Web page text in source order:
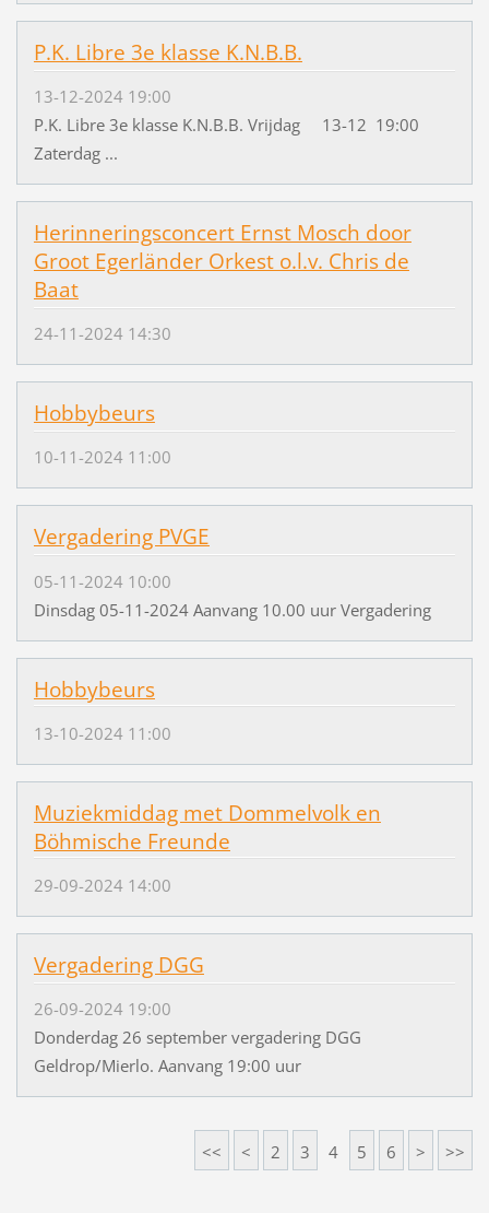
P.K. Libre 3e klasse K.N.B.B.
13-12-2024 19:00
P.K. Libre 3e klasse K.N.B.B. Vrijdag 13-12 19:00
Zaterdag ...
Herinneringsconcert Ernst Mosch door
Groot Egerländer Orkest o.l.v. Chris de
Baat
24-11-2024 14:30
Hobbybeurs
10-11-2024 11:00
Vergadering PVGE
05-11-2024 10:00
Dinsdag 05-11-2024 Aanvang 10.00 uur Vergadering
Hobbybeurs
13-10-2024 11:00
Muziekmiddag met Dommelvolk en
Böhmische Freunde
29-09-2024 14:00
Vergadering DGG
26-09-2024 19:00
Donderdag 26 september vergadering DGG
Geldrop/Mierlo. Aanvang 19:00 uur
<< < 2 3 4 5 6 > >>